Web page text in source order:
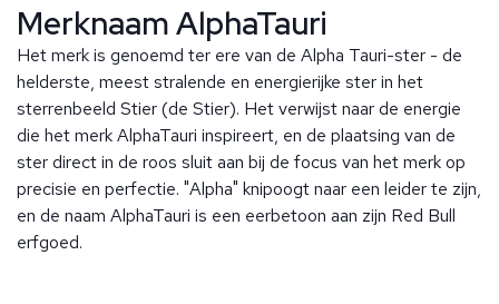
Merknaam AlphaTauri
Het merk is genoemd ter ere van de Alpha Tauri-ster - de
helderste, meest stralende en energierijke ster in het
sterrenbeeld Stier (de Stier). Het verwijst naar de energie
die het merk AlphaTauri inspireert, en de plaatsing van de
ster direct in de roos sluit aan bij de focus van het merk op
precisie en perfectie. "Alpha" knipoogt naar een leider te zijn,
en de naam AlphaTauri is een eerbetoon aan zijn Red Bull
erfgoed.